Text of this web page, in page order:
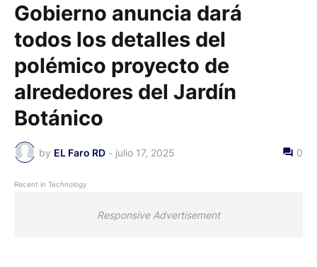
Gobierno anuncia dará
todos los detalles del
polémico proyecto de
alrededores del Jardín
Botánico
by EL Faro RD - julio 17, 2025 0
Recent in Technology
Responsive Advertisement